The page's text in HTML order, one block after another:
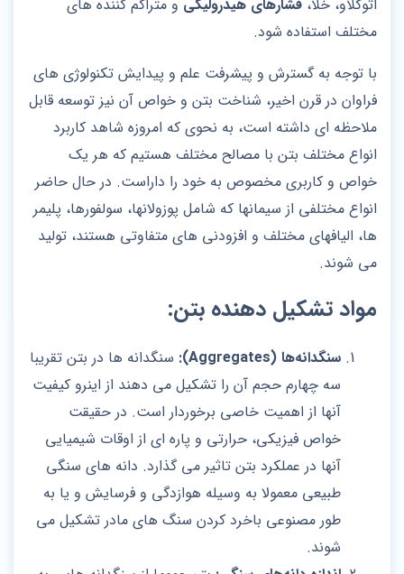
اتوکلاو، خلا، فشارهای هیدرولیکی و متراکم کننده ‌های
مختلف استفاده شود.
با توجه به گسترش و پیشرفت علم و پیدایش تکنولوژی های
فراوان در قرن اخیر، شناخت بتن و خواص آن نیز توسعه قابل
ملاحظه ای داشته است، به نحوی که امروزه شاهد کاربرد
انواع مختلف بتن با مصالح مختلف هستیم که هر یک
خواص و کاربری مخصوص به خود را داراست. در حال حاضر
انواع مختلفی از سیمانها که شامل پوزولانها، سولفورها، پلیمر
ها، الیافهای مختلف و افزودنی های متفاوتی هستند، تولید
می شوند.
مواد تشکیل دهنده بتن:
سنگدانه‌ها (Aggregates):
سنگدانه‌ ها در بتن تقریبا
سه چهارم حجم آن را تشکیل می ‌دهند از اینرو کیفیت
آنها از اهمیت خاصی برخوردار است. در حقیقت
خواص فیزیکی، حرارتی و پاره ‌ای از اوقات شیمیایی
آنها در عملکرد بتن تاثیر می ‌گذارد. دانه ‌های سنگی
طبیعی معمولا به وسیله هوازدگی و فرسایش و یا به
طور مصنوعی باخرد کردن سنگ‌ های مادر تشکیل می
‌شوند.